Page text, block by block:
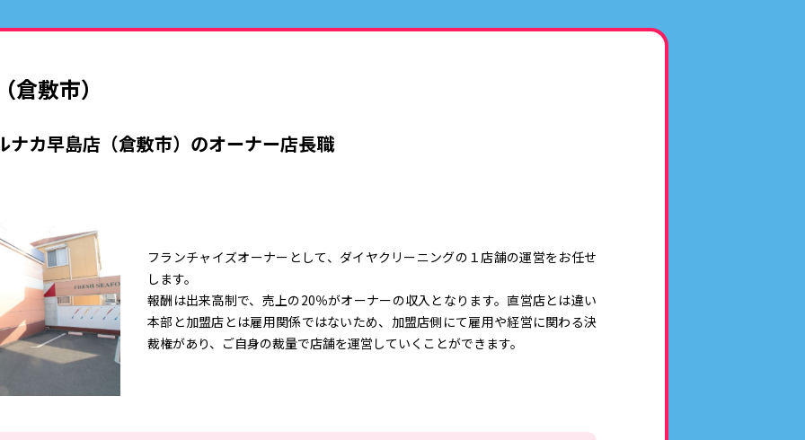
敷市）
ナカ早島店（倉敷市）のオーナー店長職
フランチャイズオーナーとして、ダイヤクリーニングの１店舗の運営をお任せ
します。
報酬は出来高制で、売上の20％がオーナーの収入となります。直営店とは違い
本部と加盟店とは雇用関係ではないため、加盟店側にて雇用や経営に関わる決
裁権があり、ご自身の裁量で店舗を運営していくことができます。